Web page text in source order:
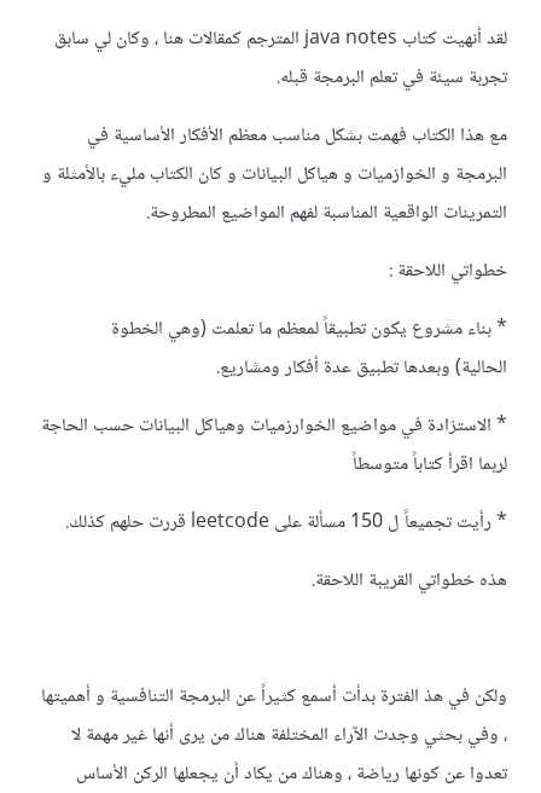
لقد أنهيت كتاب java notes المترجم كمقالات هنا ، وكان لي سابق
تجربة سيئة في تعلم البرمجة قبله.
مع هذا الكتاب فهمت بشكل مناسب معظم الأفكار الأساسية في
البرمجة و الخوازميات و هياكل البيانات و كان الكتاب مليء بالأمثلة و
التمرينات الواقعية المناسبة لفهم المواضيع المطروحة.
خطواتي اللاحقة
* بناء مشروع يكون تطبيقاً لمعظم ما تعلمت (وهي الخطوة
الحالية)وبعدها تطبيق عدة أفكار ومشاريع.
* الاستزادة في مواضيع الخوارزميات وهياكل البيانات حسب الحاجة
لربما اقرأ كتاباً متوسطاً
* رأيت تجميعاً ل 150 مسألة على leetcode قررت حلهم كذلك.
هذه خطواتي القريبة اللاحقة.
ولكن في هذ الفترة بدأت أسمع كثيراً عن البرمجة التنافسية و أهميتها
، وفي بحثي وجدت الآراء المختلفة هناك من يرى أنها غير مهمة لا
تعدوا عن كونها رياضة ، وهناك من يكاد أن يجعلها الركن الأساس